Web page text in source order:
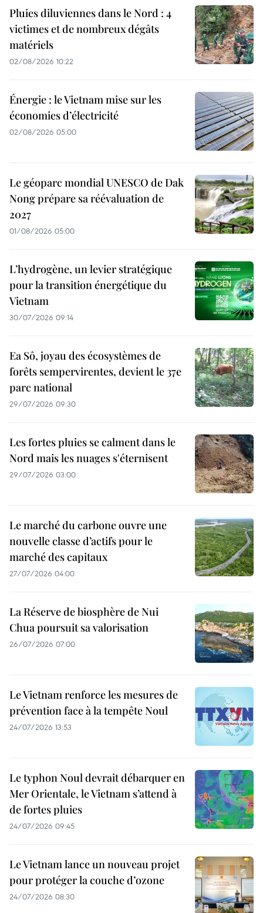
Pluies diluviennes dans le Nord : 4
victimes et de nombreux dégâts
matériels
02/08/2026 10:22
Énergie : le Vietnam mise sur les
économies d’électricité
02/08/2026 05:00
Le géoparc mondial UNESCO de Dak
Nong prépare sa réévaluation de
2027
01/08/2026 05:00
L’hydrogène, un levier stratégique
pour la transition énergétique du
Vietnam
30/07/2026 09:14
Ea Sô, joyau des écosystèmes de
forêts sempervirentes, devient le 37e
parc national
29/07/2026 09:30
Les fortes pluies se calment dans le
Nord mais les nuages s'éternisent
29/07/2026 03:00
Le marché du carbone ouvre une
nouvelle classe d’actifs pour le
marché des capitaux
27/07/2026 04:00
La Réserve de biosphère de Nui
Chua poursuit sa valorisation
26/07/2026 07:00
Le Vietnam renforce les mesures de
prévention face à la tempête Noul
24/07/2026 13:53
Le typhon Noul devrait débarquer en
Mer Orientale, le Vietnam s’attend à
de fortes pluies
24/07/2026 09:45
Le Vietnam lance un nouveau projet
pour protéger la couche d’ozone
24/07/2026 08:30